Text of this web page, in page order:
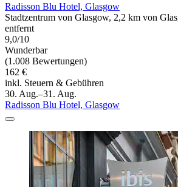
Radisson Blu Hotel, Glasgow
Stadtzentrum von Glasgow, 2,2 km von
entfernt
9,0/10
Wunderbar
(1.008 Bewertungen)
162 €
inkl. Steuern & Gebühren
30. Aug.–31. Aug.
Radisson Blu Hotel, Glasgow